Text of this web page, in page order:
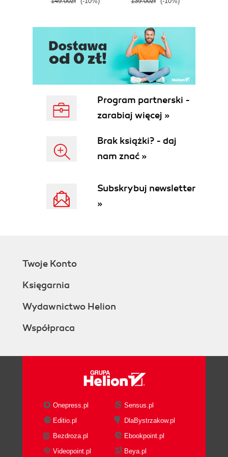
Program partnerski -
zarabiaj więcej »
Brak książki? - daj
nam znać »
Subskrybuj newsletter
»
Twoje Konto
Księgarnia
Wydawnictwo Helion
Współpraca
Onepress.pl
Sensus.pl
Editio.pl
DlaBystrzakow.pl
Bezdroza.pl
Ebookpoint.pl
Videopoint.pl
Beya.pl